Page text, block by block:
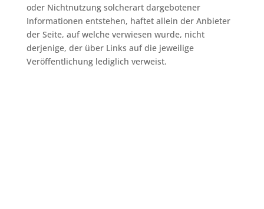
oder Nichtnutzung solcherart dargebotener
Informationen entstehen, haftet allein der Anbieter
der Seite, auf welche verwiesen wurde, nicht
derjenige, der über Links auf die jeweilige
Veröffentlichung lediglich verweist.